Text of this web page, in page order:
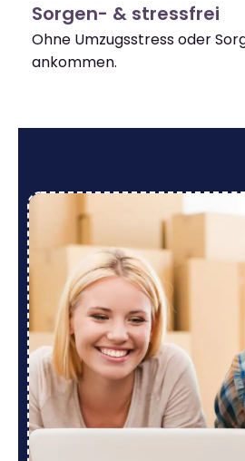
Sorgen- & stressfrei
Ohne Umzugsstress oder
ankommen.